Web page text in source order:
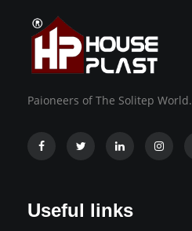
Paioneers of The Solitep World.
Useful links